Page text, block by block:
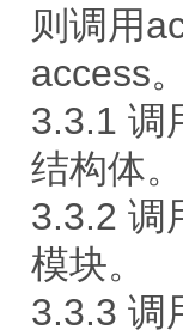
则调用
access
3.3.1 调
结构体。
3.3.2 调
模块。
3.3.3 调